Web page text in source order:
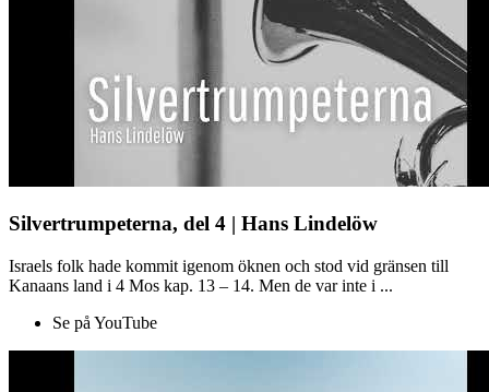
Silvertrumpeterna, del 4 | Hans Lindelöw
Israels folk hade kommit igenom öknen och stod vid gränsen till
Kanaans land i 4 Mos kap. 13 – 14. Men de var inte i ...
Se på YouTube